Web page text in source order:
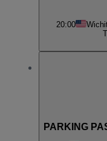
20:00
PARKING